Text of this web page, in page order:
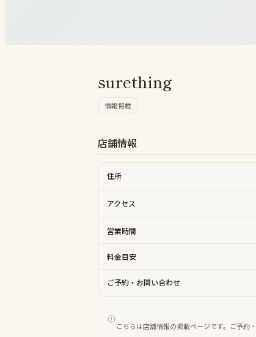
surething
情報掲載
店舗情報
住所
アクセス
営業時間
料金目安
ご予約・お問い合わせ
こちらは店舗情報の掲載ページです。ご予約